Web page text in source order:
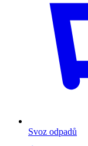
Svoz odpadů